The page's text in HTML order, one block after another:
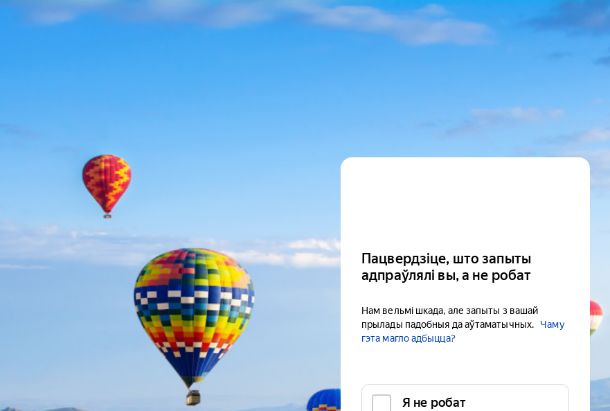
Пацвердзіце, што запыты
адпраўлялі вы, а не робат
Нам вельмі шкада, але запыты з вашай
прылады падобныя да аўтаматычных.
Чаму
гэта магло адбыцца?
Я не робат